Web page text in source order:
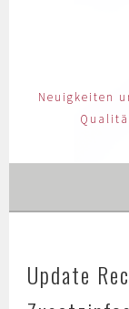
Neuigkeiten
Update